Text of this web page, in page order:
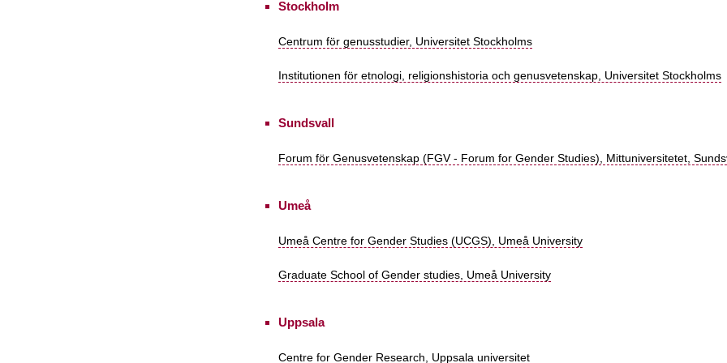
Stockholm
Centrum för genusstudier, Universitet Stockholms
Institutionen för etnologi, religionshistoria och genusvetenskap, Universitet Stockholms
Sundsvall
Forum för Genusvetenskap (FGV - Forum for Gender Studies), Mittuniversitetet,
Umeå
Umeå Centre for Gender Studies (UCGS), Umeå University
Graduate School of Gender studies, Umeå University
Uppsala
Centre for Gender Research, Uppsala universitet